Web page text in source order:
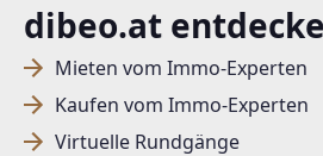
dibeo.at
Mieten vom Immo-Experten
Kaufen vom Immo-Experten
Virtuelle Rundgänge